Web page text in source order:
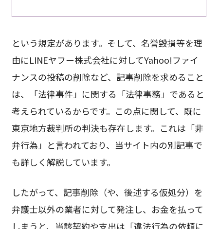
という規定があります。そして、名誉毀損等を理
由にLINEヤフー株式会社に対してYahoo!ファイ
ナンスの投稿の削除など、記事削除を求めること
は、「法律事件」に関する「法律事務」であると
考えられているからです。この点に関して、既に
東京地方裁判所の判決も存在します。これは「非
弁行為」と言われており、当サイト内の別記事で
も詳しく解説しています。
したがって、記事削除（や、後述する仮処分）を
弁護士以外の業者に対して発注し、お金を払って
しまうと、当該契約や支出は「違法行為の依頼に